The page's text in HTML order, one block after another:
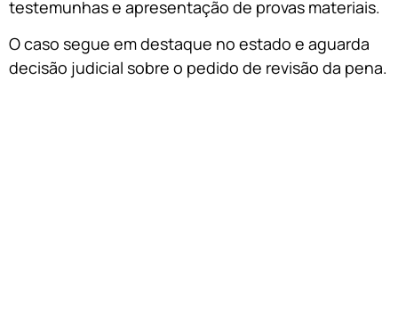
testemunhas e apresentação de provas materiais.
O caso segue em destaque no estado e aguarda
decisão judicial sobre o pedido de revisão da pena.